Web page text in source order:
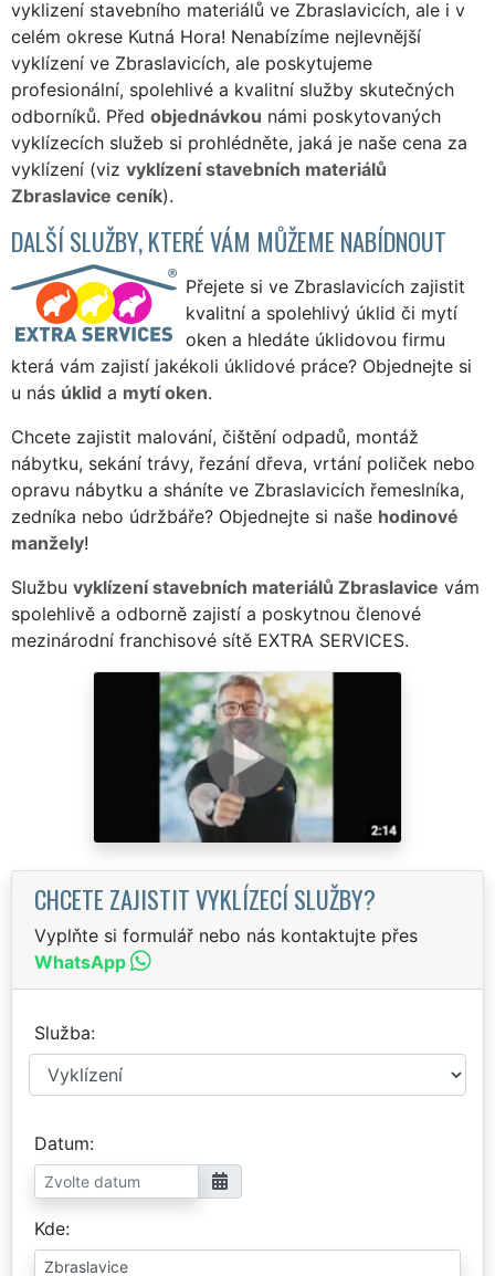
vyklizení stavebního materiálů ve Zbraslavicích, ale i v
celém okrese Kutná Hora! Nenabízíme nejlevnější
vyklízení ve Zbraslavicích, ale poskytujeme
profesionální, spolehlivé a kvalitní služby skutečných
odborníků. Před objednávkou námi poskytovaných
vyklízecích služeb si prohlédněte, jaká je naše cena za
vyklízení (viz vyklízení stavebních materiálů
Zbraslavice ceník).
DALŠÍ SLUŽBY, KTERÉ VÁM MŮŽEME NABÍDNOUT
Přejete si ve Zbraslavicích zajistit
kvalitní a spolehlivý úklid či mytí
oken a hledáte úklidovou firmu
která vám zajistí jakékoli úklidové práce? Objednejte si
u nás úklid a mytí oken.
Chcete zajistit malování, čištění odpadů, montáž
nábytku, sekání trávy, řezání dřeva, vrtání poliček nebo
opravu nábytku a sháníte ve Zbraslavicích řemeslníka,
zedníka nebo údržbáře? Objednejte si naše hodinové
manžely!
Službu vyklízení stavebních materiálů Zbraslavice vám
spolehlivě a odborně zajistí a poskytnou členové
mezinárodní franchisové sítě EXTRA SERVICES.
CHCETE ZAJISTIT VYKLÍZECÍ SLUŽBY?
Vyplňte si formulář nebo nás kontaktujte přes
WhatsApp
Služba
Datum
Kde